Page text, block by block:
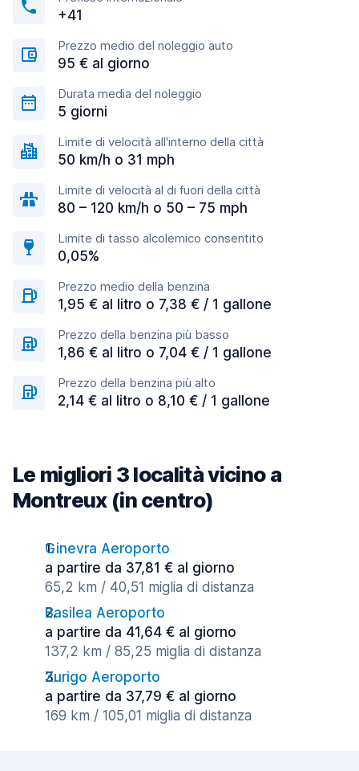
+41
Prezzo medio del noleggio auto
95 € al giorno
Durata media del noleggio
5 giorni
Limite di velocità all'interno della città
50 km/h o 31 mph
Limite di velocità al di fuori della città
80 – 120 km/h o 50 – 75 mph
Limite di tasso alcolemico consentito
0,05%
Prezzo medio della benzina
1,95 € al litro o 7,38 € / 1 gallone
Prezzo della benzina più basso
1,86 € al litro o 7,04 € / 1 gallone
Prezzo della benzina più alto
2,14 € al litro o 8,10 € / 1 gallone
Le migliori 3 località vicino a
Montreux (in centro)
Ginevra Aeroporto
a partire da 37,81 € al giorno
65,2 km / 40,51 miglia di distanza
Basilea Aeroporto
a partire da 41,64 € al giorno
137,2 km / 85,25 miglia di distanza
Zurigo Aeroporto
a partire da 37,79 € al giorno
169 km / 105,01 miglia di distanza